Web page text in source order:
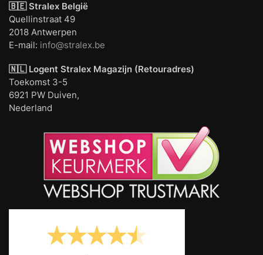
🇧🇪 Stralex België
Quellinstraat 49
2018 Antwerpen
E-mail: info@stralex.be
🇳🇱 Logent Stralex Magazijn (Retouradres)
Toekomst 3-5
6921 PW Duiven,
Nederland